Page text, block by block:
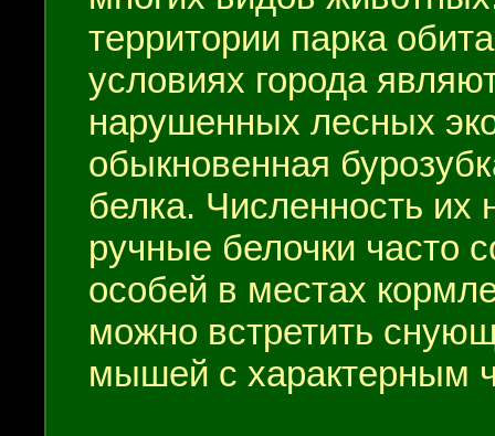
территории парка
условиях города
нарушенных лесных
обыкновенная
белка. Численность их
ручные белочки часто
особей в местах
можно встретить
мышей с характерным